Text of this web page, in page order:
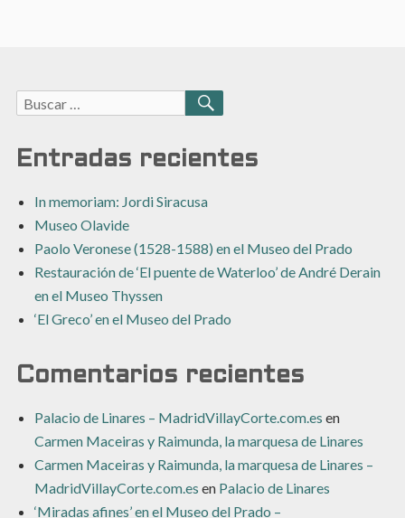
Buscar:
BUSCAR
Entradas recientes
In memoriam: Jordi Siracusa
Museo Olavide
Paolo Veronese (1528-1588) en el Museo del Prado
Restauración de ‘El puente de Waterloo’ de André Derain
en el Museo Thyssen
‘El Greco’ en el Museo del Prado
Comentarios recientes
Palacio de Linares – MadridVillayCorte.com.es en
Carmen Maceiras y Raimunda, la marquesa de Linares
Carmen Maceiras y Raimunda, la marquesa de Linares –
MadridVillayCorte.com.es en Palacio de Linares
‘Miradas afines’ en el Museo del Prado –